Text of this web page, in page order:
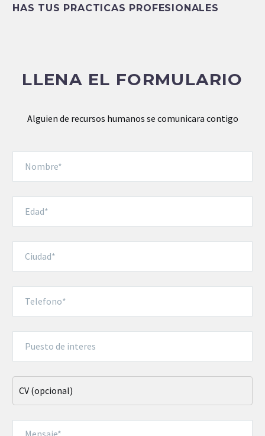
HAS TUS PRACTICAS PROFESIONALES
LLENA EL FORMULARIO
Alguien de recursos humanos se comunicara contigo
CV (opcional)